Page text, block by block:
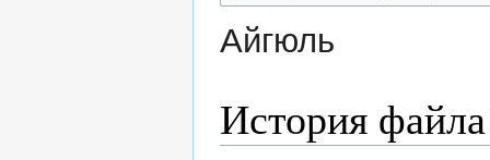
Айгюль
История файла